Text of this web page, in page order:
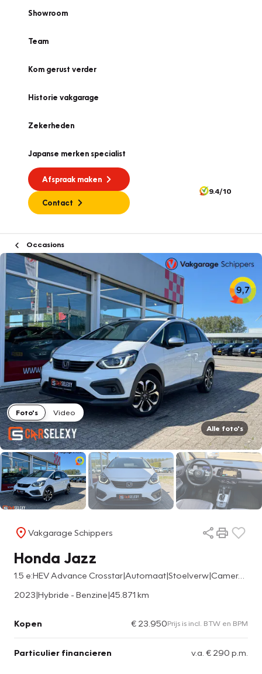
Showroom
Team
Kom gerust verder
Historie vakgarage
Zekerheden
Japanse merken specialist
Afspraak maken
Contact
9.4/10
Occasions
Foto's
Video
Alle foto's
Vakgarage Schippers
Honda Jazz
1.5 e:HEV Advance Crosstar|Automaat|Stoelverw|Camera|Led|
2023|Hybride - Benzine|45.871 km
Kopen € 23.950Prijs is incl. BTW en BPM
Particulier financieren v.a. € 290 p.m.